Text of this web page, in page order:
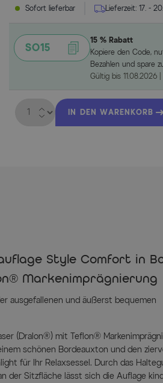
Sofort lieferbar Lieferzeit: 17. -
SO15
15 % Rabatt
Kopiere den Code,
Bezahlen und spare
Gültig bis 11.08.2026
IN DEN WARENKORB
Style Comfort in
Markenimprägnierung
ausgefallenen und äußerst bequemen
(Dralon®) mit Teflon®
schönen Bordeauxton und den
für Ihr Relaxsessel. Durch das
der Sitzfläche lässt sich die Auflage